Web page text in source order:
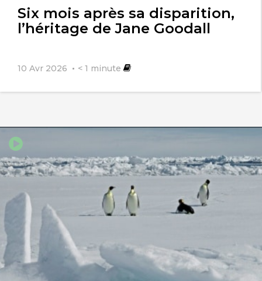
Six mois après sa disparition,
l’héritage de Jane Goodall
10 Avr 2026 < 1 minute